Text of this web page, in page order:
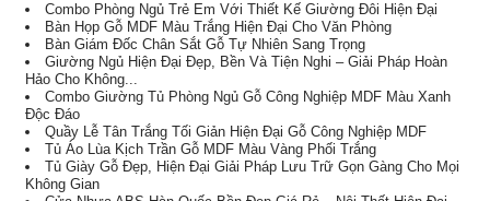
Combo Phòng Ngủ Trẻ Em Với Thiết Kế Giường Đôi Hiện Đại
Bàn Họp Gỗ MDF Màu Trắng Hiện Đại Cho Văn Phòng
Bàn Giám Đốc Chân Sắt Gỗ Tự Nhiên Sang Trọng
Giường Ngủ Hiện Đại Đẹp, Bền Và Tiện Nghi – Giải Pháp Hoàn
Hảo Cho Không...
Combo Giường Tủ Phòng Ngủ Gỗ Công Nghiệp MDF Màu Xanh
Độc Đáo
Quầy Lễ Tân Trắng Tối Giản Hiện Đại Gỗ Công Nghiệp MDF
Tủ Áo Lùa Kịch Trần Gỗ MDF Màu Vàng Phối Trắng
Tủ Giày Gỗ Đẹp, Hiện Đại Giải Pháp Lưu Trữ Gọn Gàng Cho Mọi
Không Gian